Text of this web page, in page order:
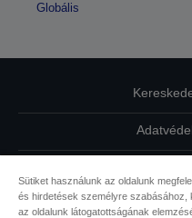
Globális
Sütiket használunk az oldalunk
és hirdetések személyre szabásához,
az oldalunk látogatottságának